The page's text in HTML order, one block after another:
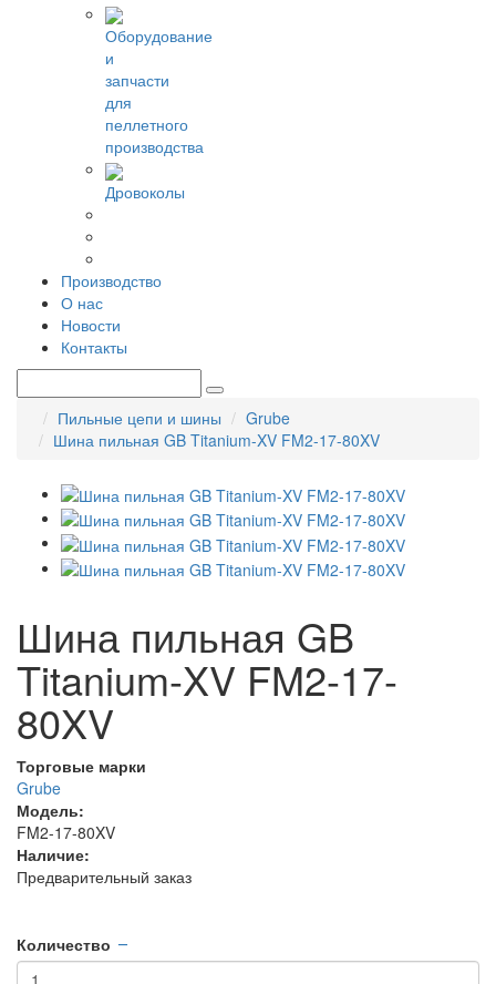
Оборудование
и
запчасти
для
пеллетного
производства
Дровоколы
Производство
О нас
Новости
Контакты
Пильные цепи и шины
Grube
Шина пильная GB Titanium-XV FM2-17-80XV
Шина пильная GB
Titanium-XV FM2-17-
80XV
Торговые марки
Grube
Модель:
FM2-17-80XV
Наличие:
Предварительный заказ
Количество